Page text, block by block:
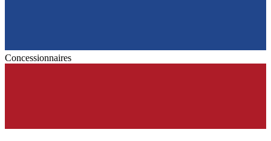
Concessionnaires